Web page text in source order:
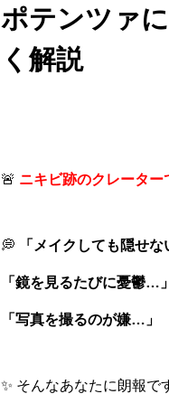
ポテンツァ
く解説
🚨 ニキビ跡のクレーター
💭 「メイクしても隠せな
「鏡を見るたびに憂鬱…」
「写真を撮るのが嫌…」
✨ そんなあなたに朗報で